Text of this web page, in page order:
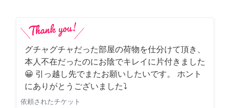
グチャグチャだった部屋の荷物を仕分けて頂き、
本人不在だったのにお陰でキレイに片付きました
😀 引っ越し先でまたお願いしたいです。 ホント
にありがとうございました⤵
依頼されたチケット